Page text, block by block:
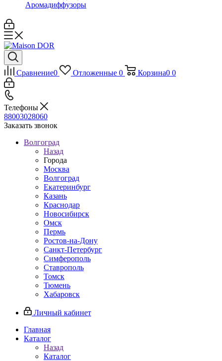
Аромадиффузоры
Сравнение0 Отложенные 0 Корзина0 0
Телефоны
88003028060
Заказать звонок
Волгоград
Назад
Города
Москва
Волгоград
Екатеринбург
Казань
Краснодар
Новосибирск
Омск
Пермь
Ростов-на-Дону
Санкт-Петербург
Симферополь
Ставрополь
Томск
Тюмень
Хабаровск
Личный кабинет
Главная
Каталог
Назад
Каталог